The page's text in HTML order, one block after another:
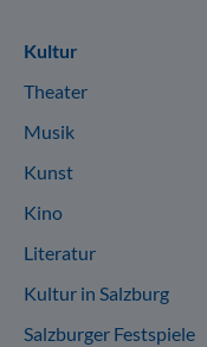
Kultur
Theater
Musik
Kunst
Kino
Literatur
Kultur in Salzburg
Salzburger Festspiele